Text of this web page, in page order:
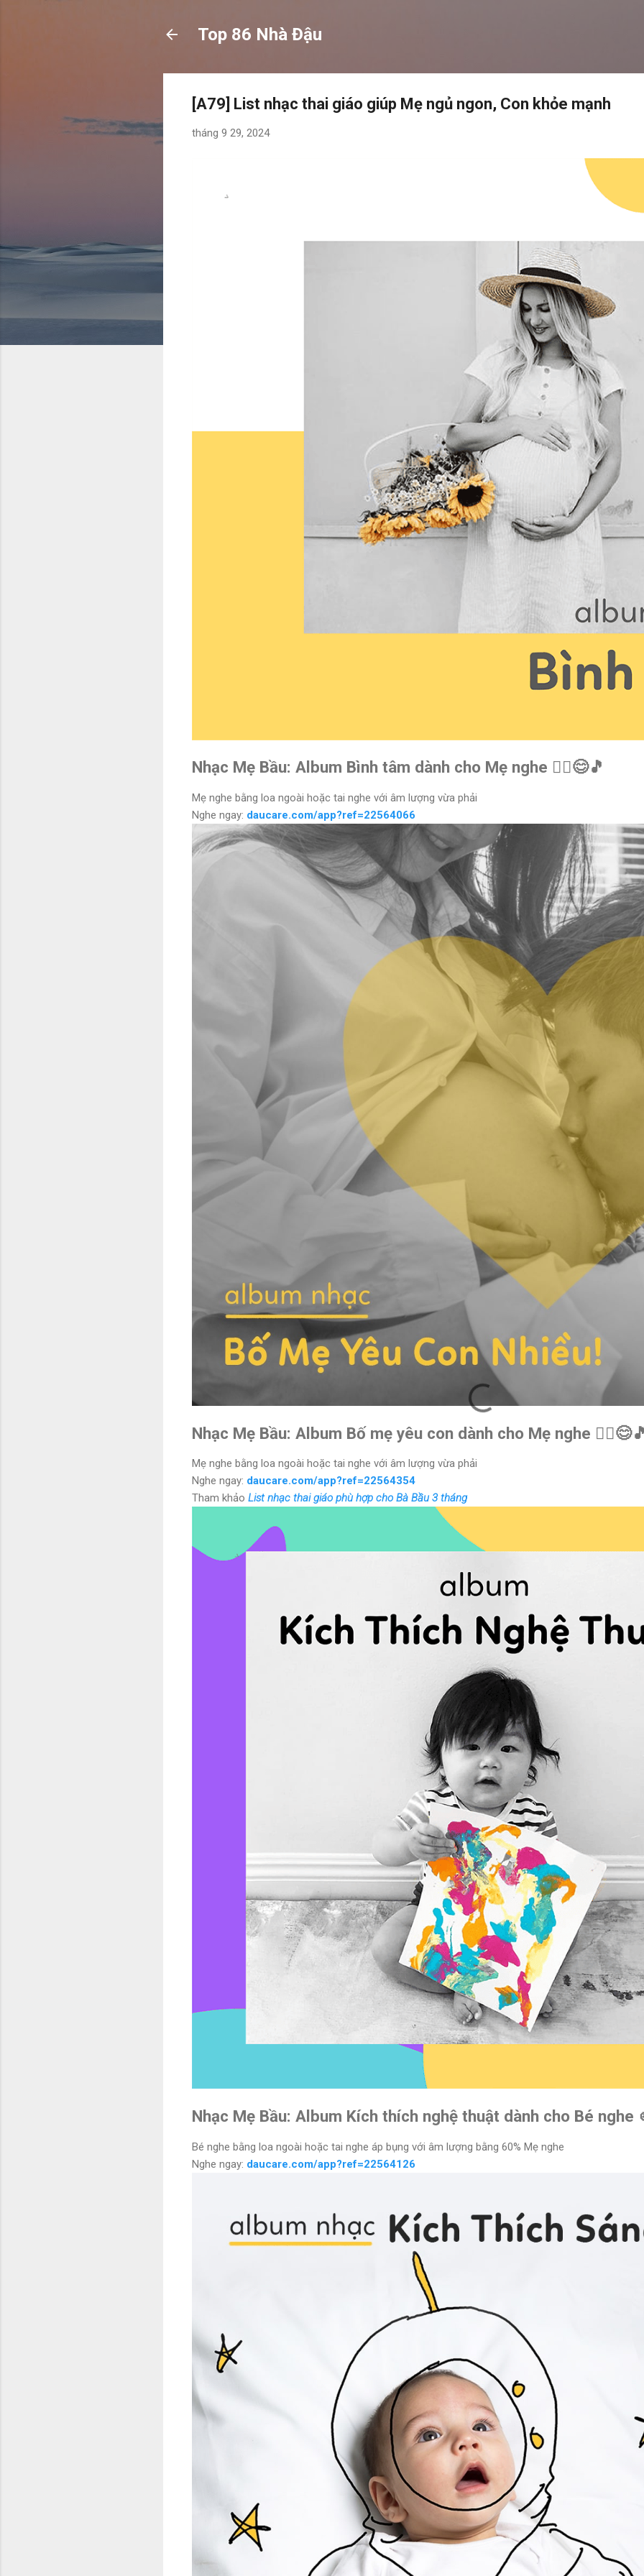
Top 86 Nhà Đậu
[A79] List nhạc thai giáo giúp Mẹ ngủ ngon, Con khỏe mạnh
tháng 9 29, 2024
Nhạc Mẹ Bầu: Album Bình tâm dành cho Mẹ nghe 🧘‍♀️😊🎵
Mẹ nghe bằng loa ngoài hoặc tai nghe với âm lượng vừa phải
Nghe ngay: daucare.com/app?ref=22564066
Nhạc Mẹ Bầu: Album Bố mẹ yêu con dành cho Mẹ nghe
Mẹ nghe bằng loa ngoài hoặc tai nghe với âm lượng vừa phải
Nghe ngay: daucare.com/app?ref=22564354
Tham khảo List nhạc thai giáo phù hợp cho Bà Bầu 3 tháng
Nhạc Mẹ Bầu: Album Kích thích nghệ thuật dành cho Bé nghe
Bé nghe bằng loa ngoài hoặc tai nghe áp bụng với âm lượng bằng 60% Mẹ nghe
Nghe ngay: daucare.com/app?ref=22564126